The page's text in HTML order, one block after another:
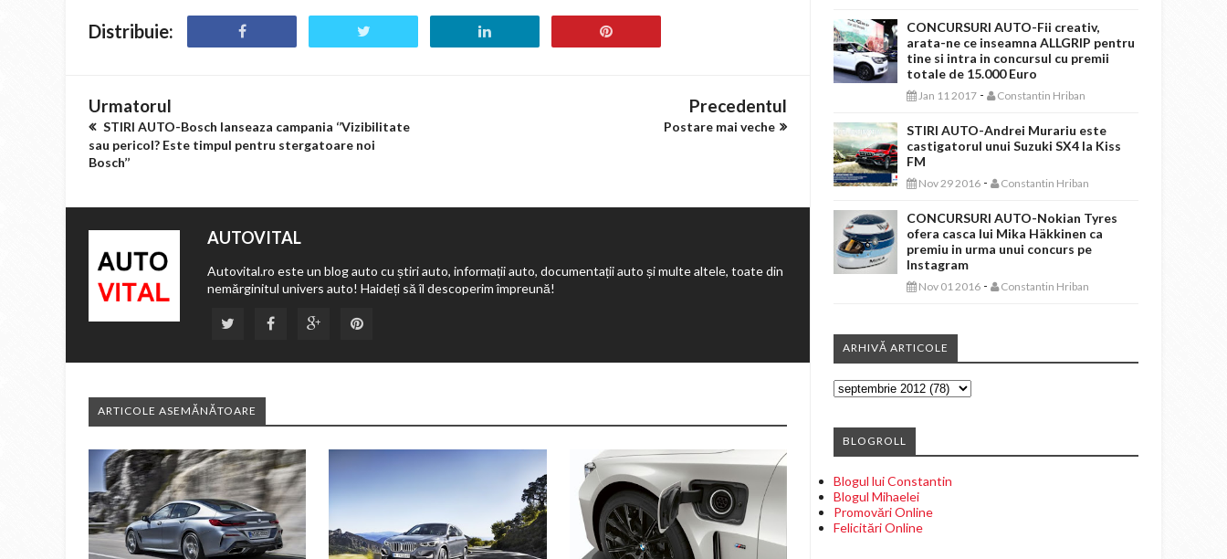
Distribuie:
Urmatorul
STIRI AUTO-Bosch lanseaza campania ‘’Vizibilitate
sau pericol? Este timpul pentru stergatoare noi
Bosch’’
Precedentul
Postare mai veche
AUTOVITAL
Autovital.ro este un blog auto cu știri auto, informații auto, documentații auto și multe altele, toate din
nemărginitul univers auto! Haideți să îl descoperim împreună!
ARTICOLE ASEMĂNĂTOARE
CONCURSURI AUTO-Fii creativ,
arata-ne ce inseamna ALLGRIP pentru
tine si intra in concursul cu premii
totale de 15.000 Euro
Jan 11 2017 - Constantin Hriban
STIRI AUTO-Andrei Murariu este
castigatorul unui Suzuki SX4 la Kiss
FM
Nov 29 2016 - Constantin Hriban
CONCURSURI AUTO-Nokian Tyres
ofera casca lui Mika Häkkinen ca
premiu in urma unui concurs pe
Instagram
Nov 01 2016 - Constantin Hriban
ARHIVĂ ARTICOLE
BLOGROLL
Blogul lui Constantin
Blogul Mihaelei
Promovări Online
Felicitări Online